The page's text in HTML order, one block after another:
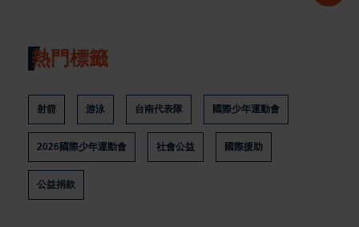
熱門標籤
射箭 游泳 台南代表隊 國際少年運動會
2026國際少年運動會 社會公益 國際援助
公益捐款